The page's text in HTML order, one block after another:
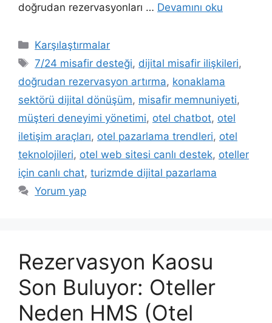
doğrudan rezervasyonları … Devamını oku
Kategoriler
Karşılaştırmalar
Etiketler
7/24 misafir desteği, dijital misafir ilişkileri,
doğrudan rezervasyon artırma, konaklama
sektörü dijital dönüşüm, misafir memnuniyeti,
müşteri deneyimi yönetimi, otel chatbot, otel
iletişim araçları, otel pazarlama trendleri, otel
teknolojileri, otel web sitesi canlı destek, oteller
için canlı chat, turizmde dijital pazarlama
Yorum yap
Rezervasyon Kaosu
Son Buluyor: Oteller
Neden HMS (Otel